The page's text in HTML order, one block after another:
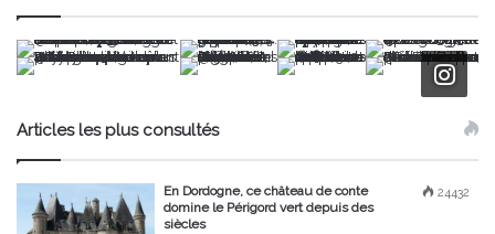
Articles les plus consultés
24432
En Dordogne, ce château de conte
domine le Périgord vert depuis des
siècles